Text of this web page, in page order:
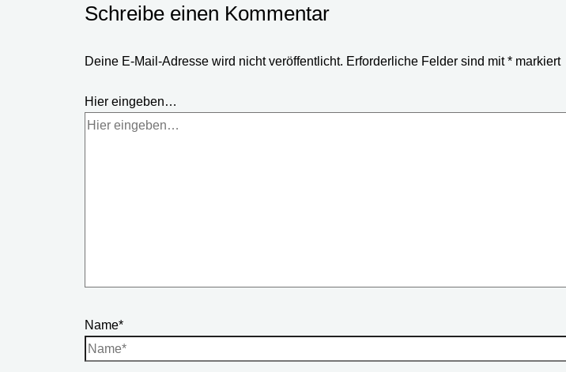
Schreibe einen Kommentar
Deine E-Mail-Adresse wird nicht veröffentlicht. Erforderliche Felder sind mit*markiert
Hier eingeben…
Name*